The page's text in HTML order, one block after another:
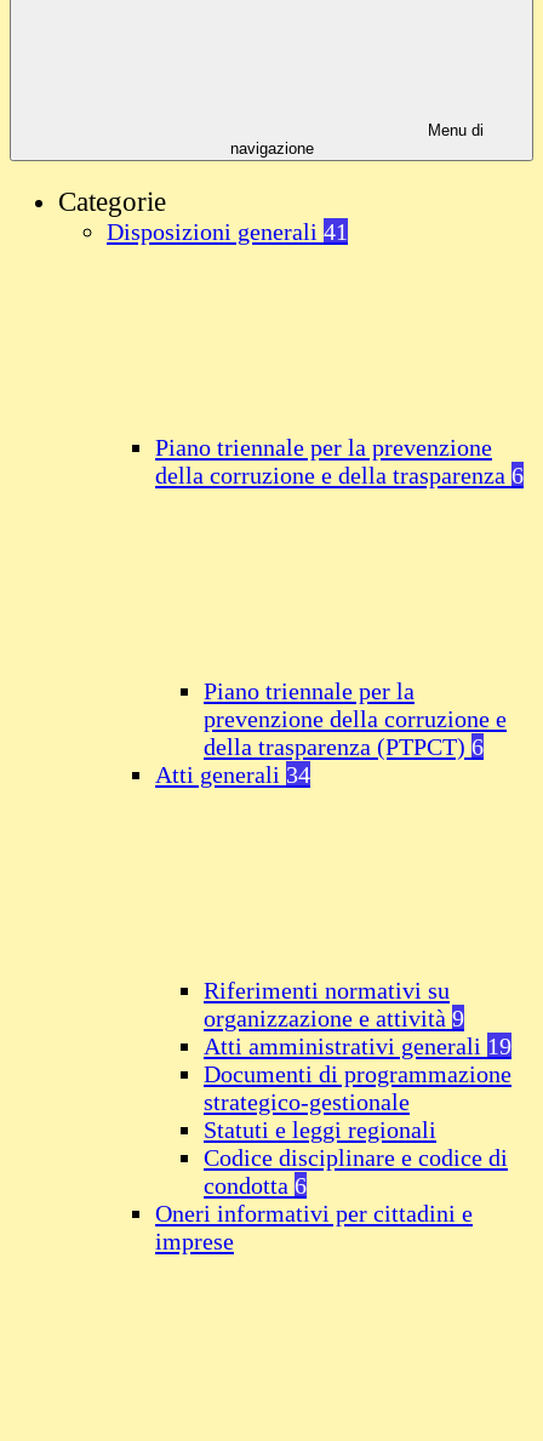
Menu di
navigazione
Categorie
Disposizioni generali 41
Piano triennale per la prevenzione
della corruzione e della trasparenza 6
Piano triennale per la
prevenzione della corruzione e
della trasparenza (PTPCT) 6
Atti generali 34
Riferimenti normativi su
organizzazione e attività 9
Atti amministrativi generali 19
Documenti di programmazione
strategico-gestionale
Statuti e leggi regionali
Codice disciplinare e codice di
condotta 6
Oneri informativi per cittadini e
imprese